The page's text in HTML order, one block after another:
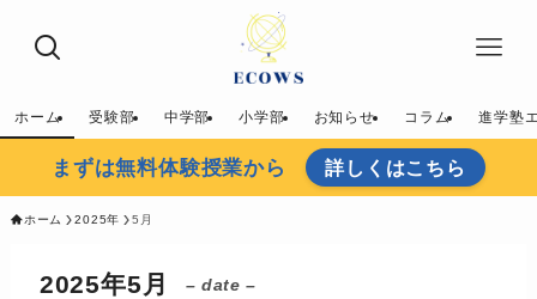
ホーム 受験部 中学部 小学部 お知らせ コラム 進学塾
まずは無料体験授業から 詳しくはこちら
ホーム 2025年 5月
2025年5月 – date –